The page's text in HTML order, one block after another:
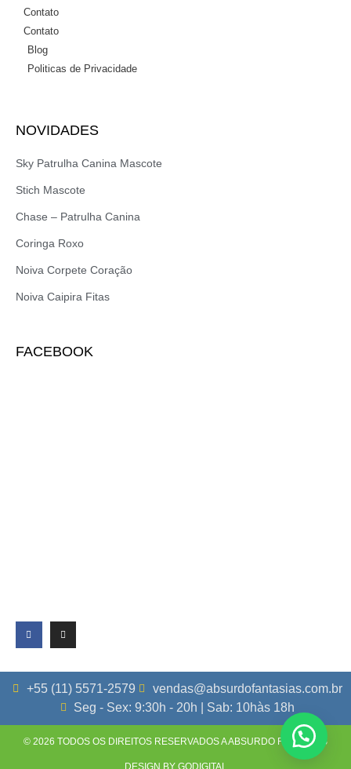
Contato
Contato
Blog
Politicas de Privacidade
NOVIDADES
Sky Patrulha Canina Mascote
Stich Mascote
Chase – Patrulha Canina
Coringa Roxo
Noiva Corpete Coração
Noiva Caipira Fitas
FACEBOOK
+55 (11) 5571-2579
vendas@absurdofantasias.com.br
Seg - Sex: 9:30h - 20h | Sab: 10hàs 18h
© 2026 TODOS OS DIREITOS RESERVADOS A ABSURDO FANTASIAS
DESIGN BY GODIGITAL